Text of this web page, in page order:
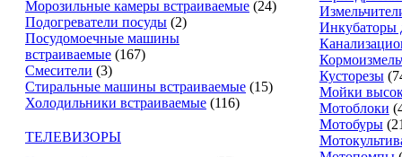
Морозильные камеры встраиваемые (24)
Подогреватели посуды (2)
Посудомоечные машины
встраиваемые (167)
Смесители (3)
Стиральные машины встраиваемые (15)
Холодильники встраиваемые (116)
ТЕЛЕВИЗОРЫ
Инкубаторы
Кусторезы
Мойки
Мотоблоки
Мотобуры